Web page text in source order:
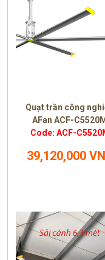
Quạt trần công
AFan ACF-C5520M
Code: ACF-
39,120,000